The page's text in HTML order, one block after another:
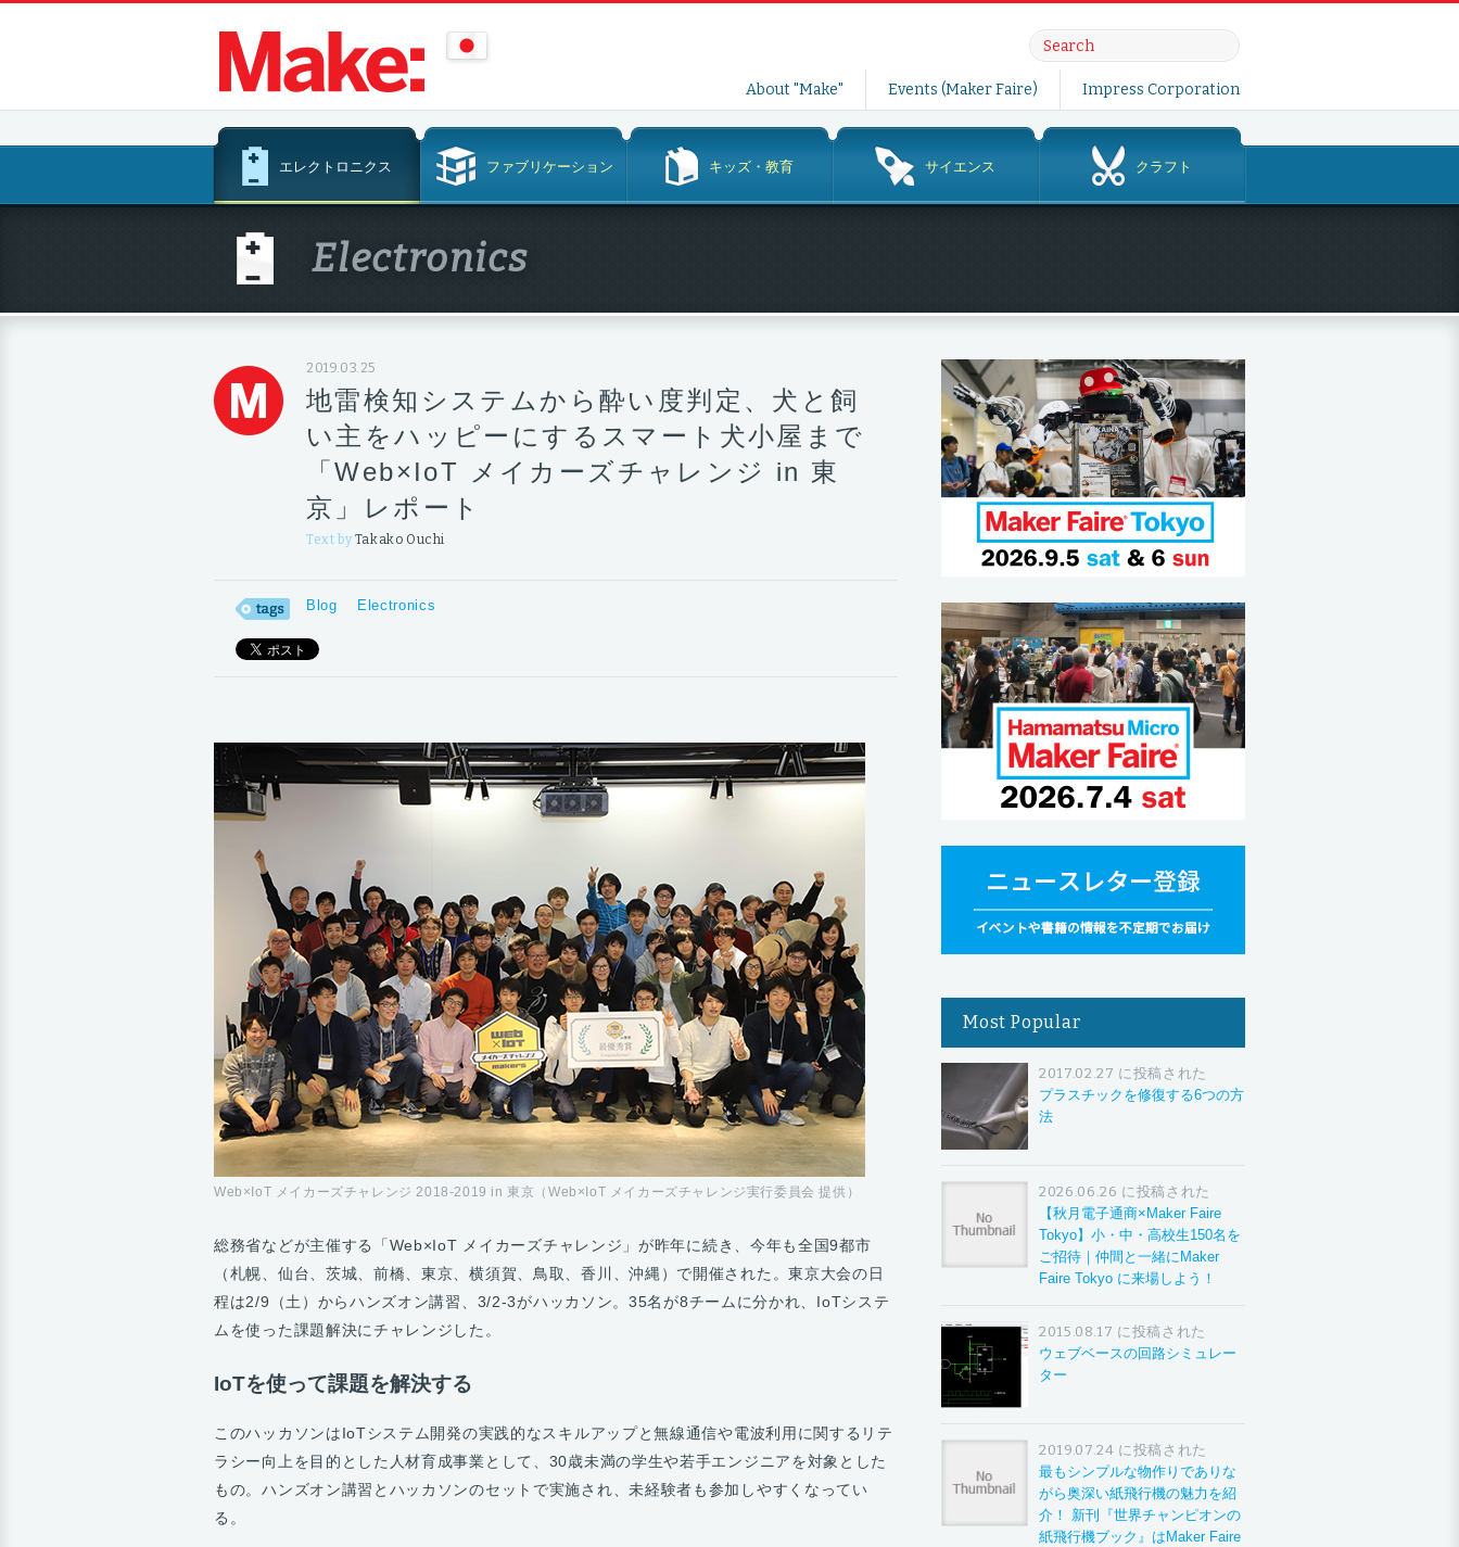
テ
ツ
へ
About "Make" Events (Maker Faire) Impress Corporation
テ
ス
エレクトロニクス ファブリケーション キッズ・教育 サイエンス クラフト
Electronics
2019.03.25
地雷検知システムから酔い度判定、犬と飼
い主をハッピーにするスマート犬小屋まで
「Web×IoT メイカーズチャレンジ in 東
京」レポート
Text by Takako Ouchi
Blog Electronics
Web×IoT メイカーズチャレンジ 2018-2019 in 東京（Web×IoT メイカーズチャレンジ実行委員会 提供）
総務省などが主催する「Web×IoT メイカーズチャレンジ」が昨年に続き、今年も全国9都市
（札幌、仙台、茨城、前橋、東京、横須賀、鳥取、香川、沖縄）で開催された。東京大会の日
程は2/9（土）からハンズオン講習、3/2-3がハッカソン。35名が8チームに分かれ、IoTシステ
ムを使った課題解決にチャレンジした。
IoTを使って課題を解決する
このハッカソンはIoTシステム開発の実践的なスキルアップと無線通信や電波利用に関するリテ
ラシー向上を目的とした人材育成事業として、30歳未満の学生や若手エンジニアを対象とした
もの。ハンズオン講習とハッカソンのセットで実施され、未経験者も参加しやすくなってい
る。
Most Popular
2017.02.27 に投稿された
プラスチックを修復する6つの方
法
2026.06.26 に投稿された
【秋月電子通商×Maker Faire
Tokyo】小・中・高校生150名を
ご招待｜仲間と一緒にMaker
Faire Tokyo に来場しよう！
2015.08.17 に投稿された
ウェブベースの回路シミュレー
ター
2019.07.24 に投稿された
最もシンプルな物作りでありな
がら奥深い紙飛行機の魅力を紹
介！ 新刊『世界チャンピオンの
紙飛行機ブック』はMaker Faire